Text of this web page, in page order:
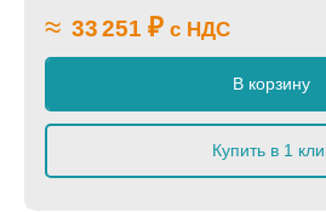
≈ 33 251 ₽ с НДС
В корзину
Купить в 1